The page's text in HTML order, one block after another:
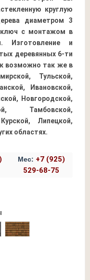
круглую
диаметром 3
с монтажом в
Изготовление и
деревянных 6-ти
возможно так же в
Тульской,
Ивановской,
Новгородской,
Тамбовской,
Липецкой,
областях.
Мес: +7 (925)
529-68-75
Серая
Трио Коричневая